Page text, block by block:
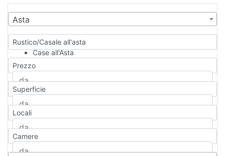
Asta
Rustico/Casale all'asta
Case all'Asta
Qualsiasi
Appartamento
Casa indipendente
Casa Semi-indipendente
Attico/Mansarda
Rustico/Casale
Prezzo
Superficie
Locali
Camere